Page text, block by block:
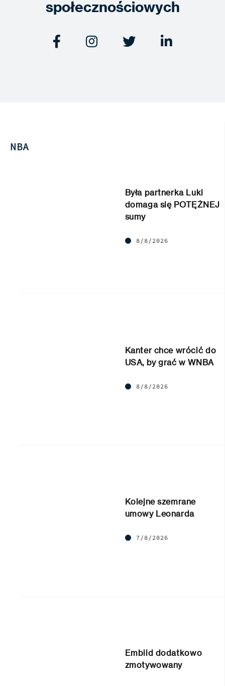
społecznościowych
   
NBA
Była partnerka Luki
domaga się POTĘŻNEJ
sumy
8/8/2026
Kanter chce wrócić do
USA, by grać w WNBA
8/8/2026
Kolejne szemrane
umowy Leonarda
7/8/2026
Embiid dodatkowo
zmotywowany